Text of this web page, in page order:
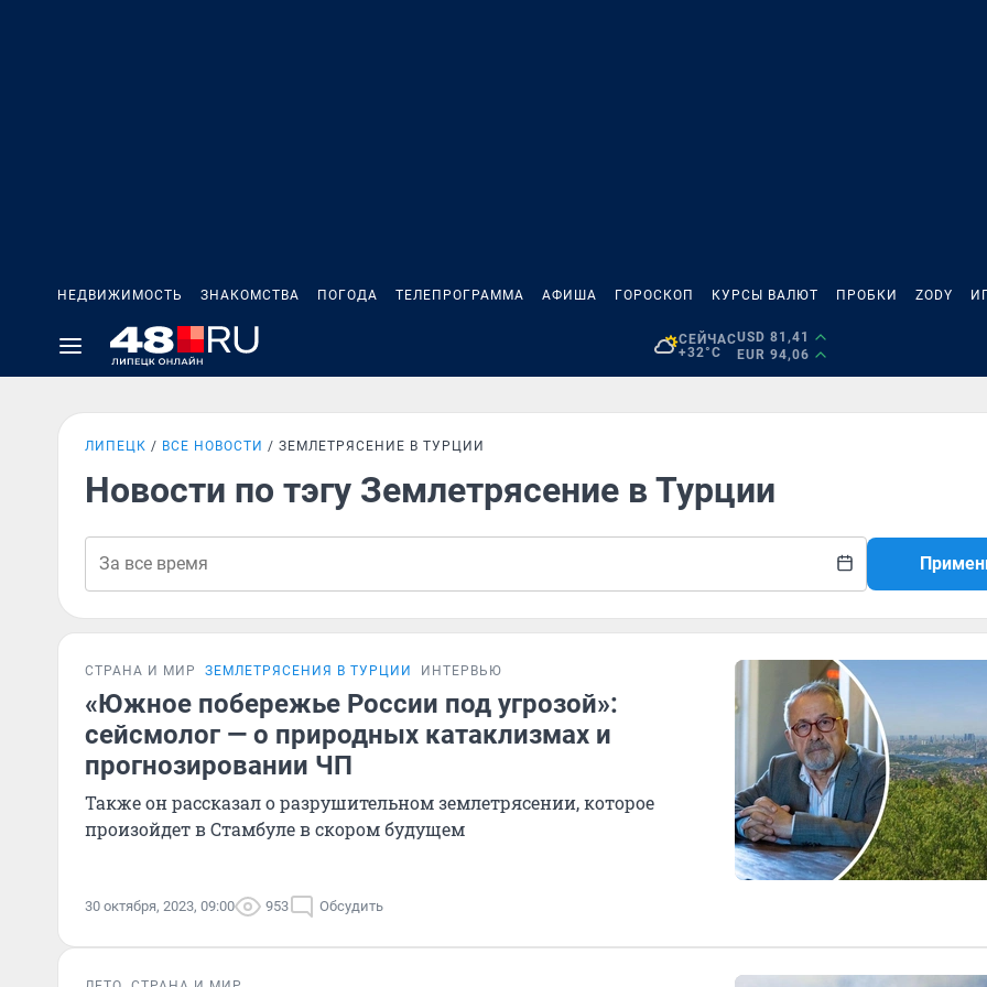
НЕДВИЖИМОСТЬ ЗНАКОМСТВА ПОГОДА ТЕЛЕПРОГРАММА АФИША ГОРОСКОП КУРСЫ ВАЛЮТ ПРОБКИ ZODY
СЕЙЧАС
+32°C
USD 81,41
EUR 94,06
ЛИПЕЦК ВСЕ НОВОСТИ ЗЕМЛЕТРЯСЕНИЕ В ТУРЦИИ
Новости по тэгу Землетрясение в Турции
СТРАНА И МИР ЗЕМЛЕТРЯСЕНИЯ В ТУРЦИИ ИНТЕРВЬЮ
«Южное побережье России под угрозой»:
сейсмолог — о природных катаклизмах и
прогнозировании ЧП
Также он рассказал о разрушительном землетрясении, которое
произойдет в Стамбуле в скором будущем
30 октября, 2023, 09:00 953 Обсудить